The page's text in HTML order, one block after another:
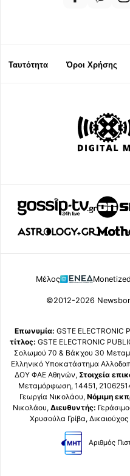
Ταυτότητα Όροι Χρήσης
Μέλος
©2012-2026
Επωνυμία: GSTE ELECTRONIC
τίτλος: GSTE ELECTRONIC
Σολωμού 70 & Βάκχου 30
Ελληνικό Υποκατάστημα
ΔΟΥ ΦΑΕ Αθηνών, Στοιχεία
Μεταμόρφωση, 14451,
Γεωργία Νικολάου, Νόμιμη
Νικολάου, Διευθυντής:
Χρυσούλα Γρίβα,
Αριθμός